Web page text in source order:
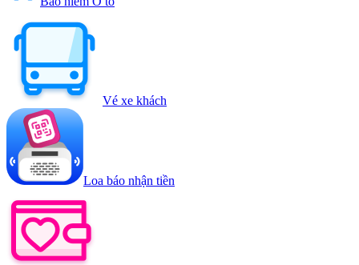
Vé xe khách
Loa báo nhận tiền